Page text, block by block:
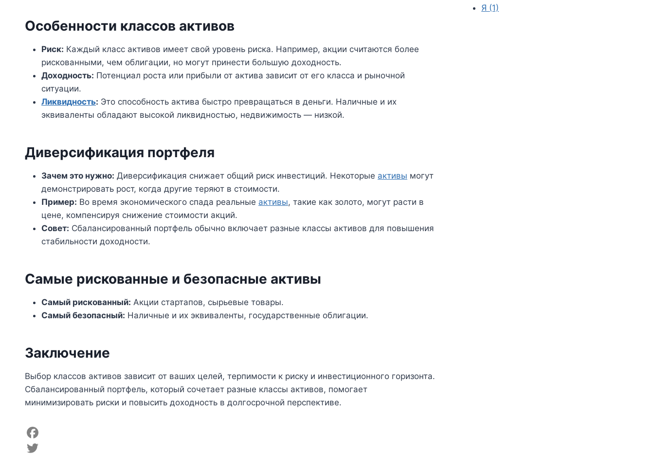
Особенности классов активов
Риск: Каждый класс активов имеет свой уровень риска. Например, акции считаются более
рискованными, чем облигации, но могут принести большую доходность.
Доходность: Потенциал роста или прибыли от актива зависит от его класса и рыночной
ситуации.
Ликвидность: Это способность актива быстро превращаться в деньги. Наличные и их
эквиваленты обладают высокой ликвидностью, недвижимость — низкой.
Диверсификация портфеля
Зачем это нужно: Диверсификация снижает общий риск инвестиций. Некоторые активы могут
демонстрировать рост, когда другие теряют в стоимости.
Пример: Во время экономического спада реальные активы, такие как золото, могут расти в
цене, компенсируя снижение стоимости акций.
Совет: Сбалансированный портфель обычно включает разные классы активов для повышения
стабильности доходности.
Самые рискованные и безопасные активы
Самый рискованный: Акции стартапов, сырьевые товары.
Самый безопасный: Наличные и их эквиваленты, государственные облигации.
Заключение
Выбор классов активов зависит от ваших целей, терпимости к риску и инвестиционного горизонта.
Сбалансированный портфель, который сочетает разные классы активов, помогает
минимизировать риски и повысить доходность в долгосрочной перспективе.
F
Я (1)